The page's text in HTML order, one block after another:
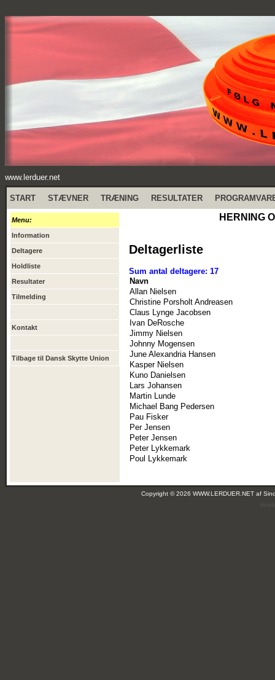
www.lerduer.net
START STÆVNER TRÆNING RESULTATER
Menu:
Information
Deltagere
Holdliste
Resultater
Tilmelding
Kontakt
Tilbage til Dansk Skytte Union
HERNING
Deltagerliste
Sum antal deltagere: 17
Navn
Allan Nielsen
Christine Porsholt Andreasen
Claus Lynge Jacobsen
Ivan DeRosche
Jimmy Nielsen
Johnny Mogensen
June Alexandria Hansen
Kasper Nielsen
Kuno Danielsen
Lars Johansen
Martin Lunde
Michael Bang Pedersen
Pau Fisker
Per Jensen
Peter Jensen
Peter Lykkemark
Poul Lykkemark
Copyright © 2026 WWW.LERDUER.NET af